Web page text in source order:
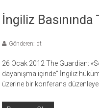
İngiliz Basınında
Gönderen: dt
26 Ocak 2012 The Guardian:
dayanışma içinde” İngiliz
üzerine bir konferans